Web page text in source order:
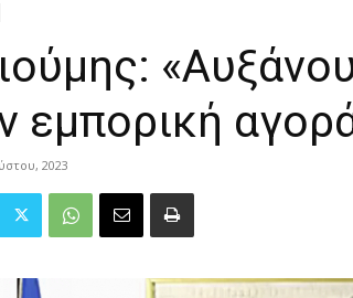
εμπορική
2023